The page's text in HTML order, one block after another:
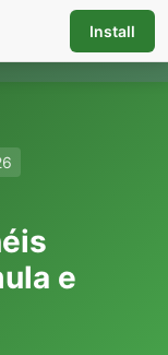
☰
e
Install